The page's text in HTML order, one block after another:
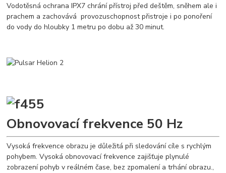
Vodotěsná ochrana IPX7 chrání přístroj před deštěm, sněhem ale i
prachem a zachovává provozuschopnost přistroje i po ponoření
do vody do hloubky 1 metru po dobu až 30 minut.
Obnovovací frekvence 50 Hz
Vysoká frekvence obrazu je důležitá při sledování cíle s rychlým
pohybem. Vysoká obnovovací frekvence zajišťuje plynulé
zobrazení pohyb v reálném čase, bez zpomalení a trhání obrazu.,